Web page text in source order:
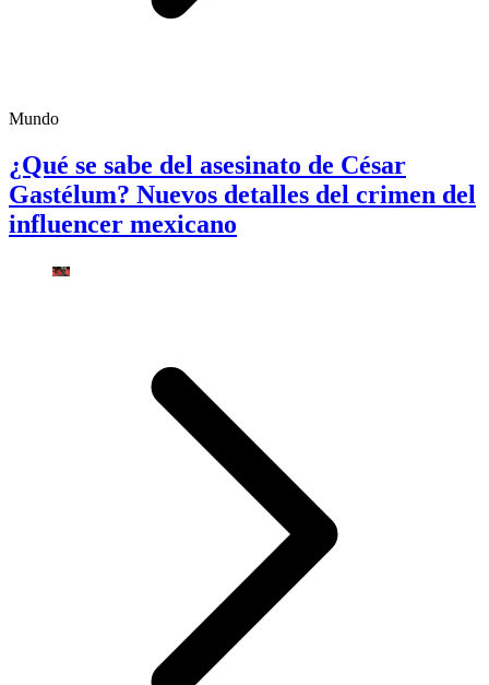
Mundo
¿Qué se sabe del asesinato de César
Gastélum? Nuevos detalles del crimen del
influencer mexicano